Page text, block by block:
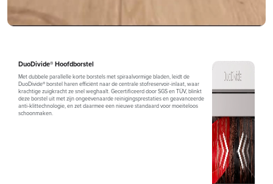
DuoDivide® Hoofdborstel
Met dubbele parallelle korte borstels met spiraalvormige bladen, leidt de
DuoDivide® borstel haren efficiënt naar de centrale stofreservoir-inlaat, waar
krachtige zuigkracht ze snel weghaalt. Gecertificeerd door SGS en TÜV, blinkt
deze borstel uit met zijn ongeëvenaarde reinigingsprestaties en geavanceerde
anti-klittechnologie, en zet daarmee een nieuwe standaard voor moeiteloos
schoonmaken.